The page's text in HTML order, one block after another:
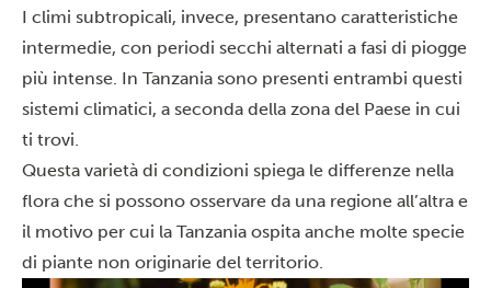
I climi subtropicali, invece, presentano caratteristiche
intermedie, con periodi secchi alternati a fasi di piogge
più intense. In Tanzania sono presenti entrambi questi
sistemi climatici, a seconda della zona del Paese in cui
ti trovi.
Questa varietà di condizioni spiega le differenze nella
flora che si possono osservare da una regione all’altra e
il motivo per cui la Tanzania ospita anche molte specie
di piante non originarie del territorio.